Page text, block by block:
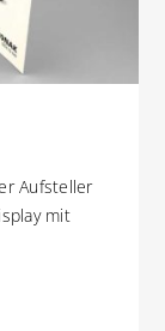
Aufsteller
mit